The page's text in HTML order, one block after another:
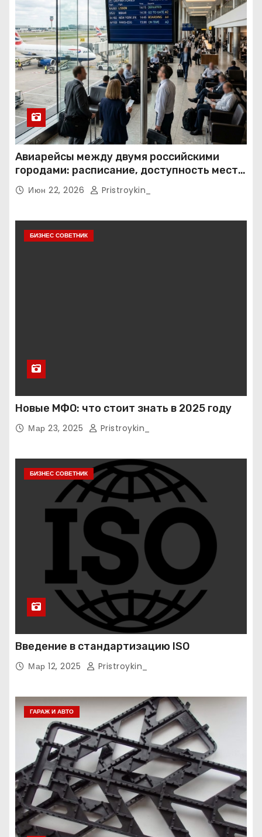
Авиарейсы между двумя российскими
городами: расписание, доступность мест и
тарифные условия
Июн 22, 2026 Pristroykin_
БИЗНЕС СОВЕТНИК
Новые МФО: что стоит знать в 2025 году
Мар 23, 2025 Pristroykin_
БИЗНЕС СОВЕТНИК
Введение в стандартизацию ISO
Мар 12, 2025 Pristroykin_
ГАРАЖ И АВТО